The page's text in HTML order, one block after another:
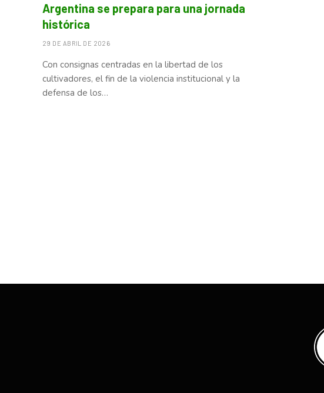
Argentina se prepara para una jornada
histórica
29 DE ABRIL DE 2026
Con consignas centradas en la libertad de los
cultivadores, el fin de la violencia institucional y la
defensa de los…